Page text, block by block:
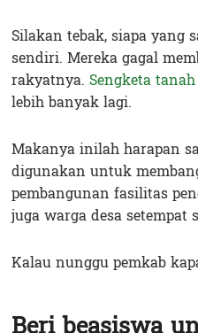
Silakan tebak, siapa yang
sendiri. Mereka gagal
rakyatnya. Sengketa
lebih banyak lagi.
Makanya inilah harapan
digunakan untuk
pembangunan fasilitas
juga warga desa setempat
Kalau nunggu pemkab